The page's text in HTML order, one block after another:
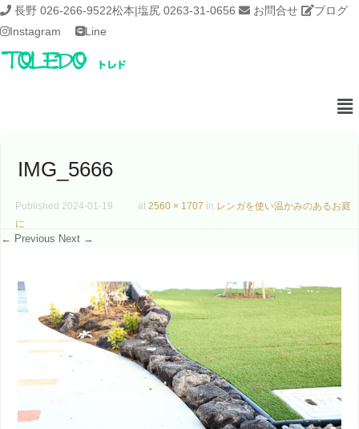
長野 026-266-9522松本|塩尻 0263-31-0656 お問合せ
ブログ
Instagram
Line
IMG_5666
Published 2024-01-19 at 2560 × 1707 in レンガを使い温かみのあるお庭
に
← Previous Next →